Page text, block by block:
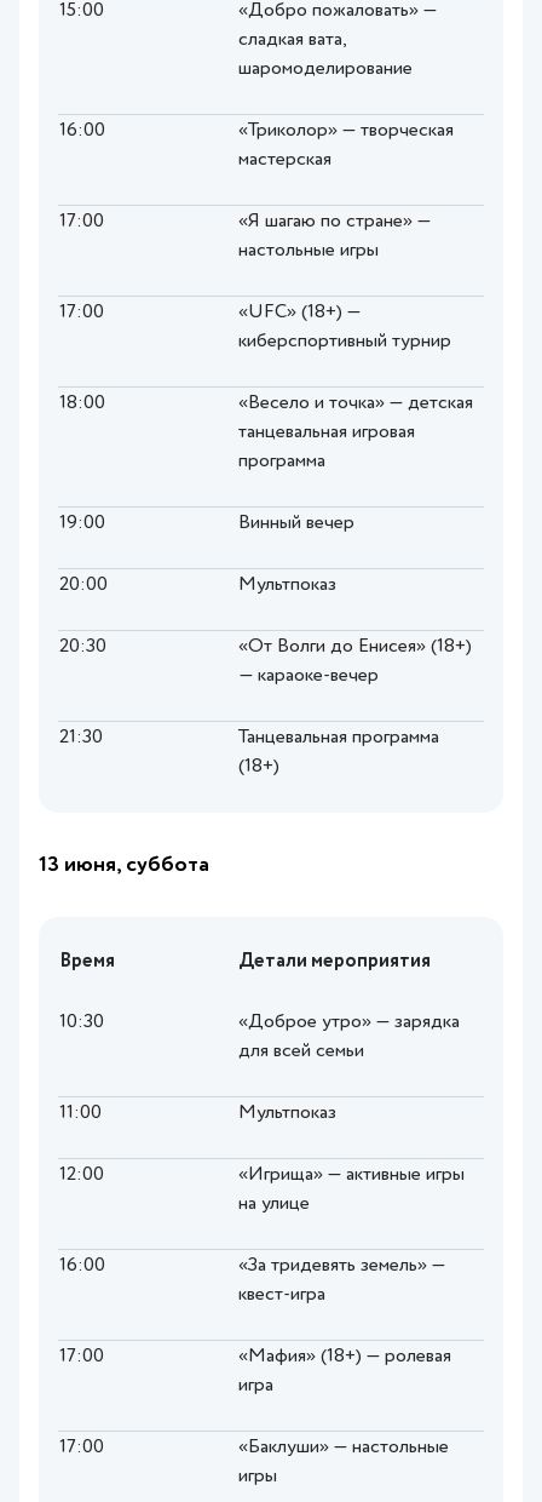
15:00
«Добро пожаловать» —
сладкая вата,
шаромоделирование
16:00
«Триколор» — творческая
мастерская
17:00
«Я шагаю по стране» —
настольные игры
17:00
«UFC» (18+) —
киберспортивный турнир
18:00
«Весело и точка» — детская
танцевальная игровая
программа
19:00 Винный вечер
20:00 Мультпоказ
20:30
«От Волги до Енисея» (18+)
— караоке-вечер
21:30
Танцевальная программа
(18+)
13 июня, суббота
Время Детали мероприятия
10:30
«Доброе утро» — зарядка
для всей семьи
11:00 Мультпоказ
12:00
«Игрища» — активные игры
на улице
16:00
«За тридевять земель» —
квест-игра
17:00
«Мафия» (18+) — ролевая
игра
17:00
«Баклуши» — настольные
игры